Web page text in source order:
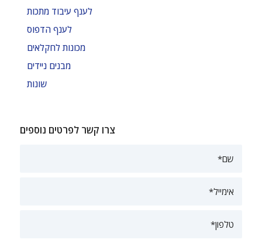
לענף עיבוד מתכות
לענף הדפוס
מכונות לחקלאים
מבנים ניידים
שונות
צרו קשר לפרטים נוספים